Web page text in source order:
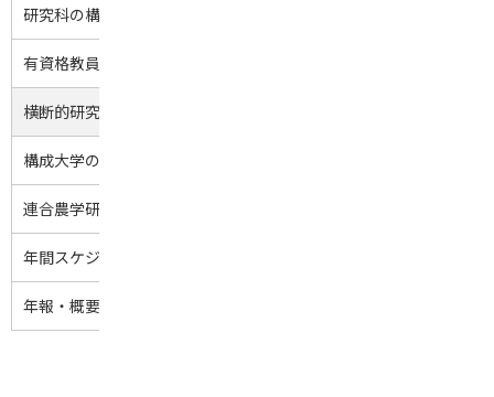
研究科の構成
有資格教員と研究分野
横断的研究プロジェクト
構成大学の所在地
連合農学研究科規則集
年間スケジュール
年報・概要